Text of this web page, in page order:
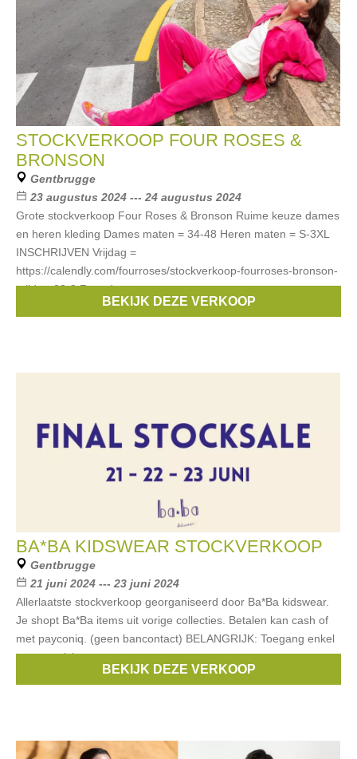
STOCKVERKOOP FOUR ROSES &
BRONSON
Gentbrugge
23 augustus 2024 --- 24 augustus 2024
Grote stockverkoop Four Roses & Bronson Ruime keuze dames
en heren kleding Dames maten = 34-48 Heren maten = S-3XL
INSCHRIJVEN Vrijdag =
https://calendly.com/fourroses/stockverkoop-fourroses-bronson-
vrijdag-23-8 Zaterdag
Bronson,FOUR ROSES
BEKIJK DEZE VERKOOP
BA*BA KIDSWEAR STOCKVERKOOP
Gentbrugge
21 juni 2024 --- 23 juni 2024
Allerlaatste stockverkoop georganiseerd door Ba*Ba kidswear.
Je shopt Ba*Ba items uit vorige collecties. Betalen kan cash of
met payconiq. (geen bancontact) BELANGRIJK: Toegang enkel
met een ticket.
BA*BABEKIJK DEZE VERKOOP